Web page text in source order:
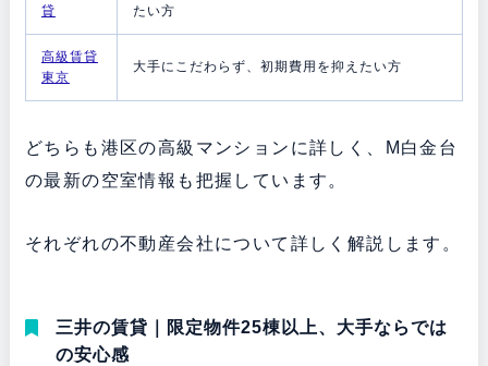
貸
たい方
高級賃貸
東京
大手にこだわらず、初期費用を抑えたい方
どちらも港区の高級マンションに詳しく、M白金台
の最新の空室情報も把握しています。
それぞれの不動産会社について詳しく解説します。
三井の賃貸｜限定物件25棟以上、大手ならでは
の安心感